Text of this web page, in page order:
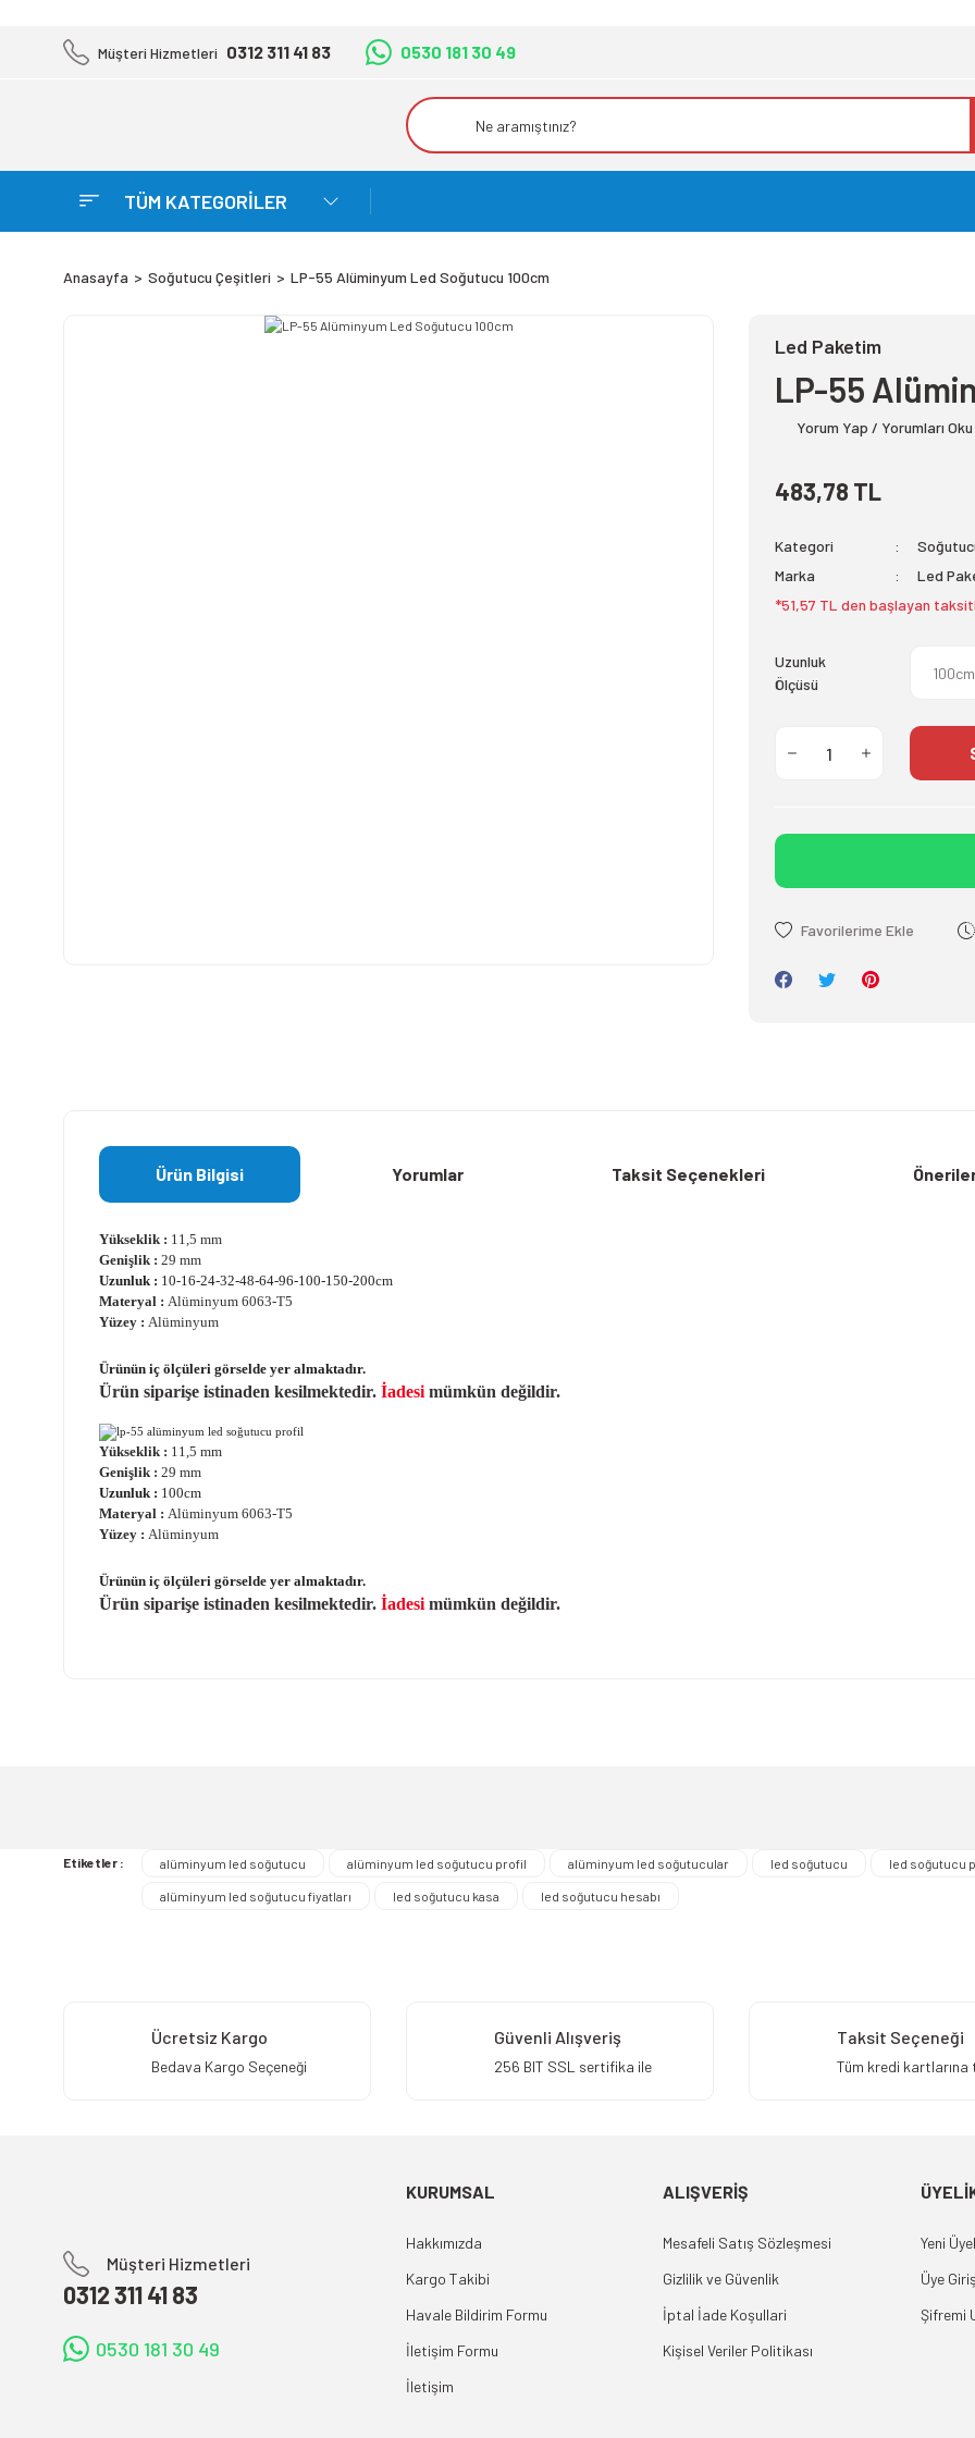
Müşteri Hizmetleri 0312 311 41 83 0530 181 30 49
TÜM KATEGORİLER
Anasayfa Soğutucu Çeşitleri LP-55 Alüminyum Led Soğutucu 100cm
Led Paketim
LP-55
Yorum Yap / Yorumları Oku
483,78 TL
Kategori
Marka
Led
*51,57 TL den başlayan
Uzunluk
Ölçüsü
Ürün Bilgisi Yorumlar Taksit Seçenekleri
Yükseklik : 11,5 mm
Genişlik : 29 mm
Uzunluk : 10-16-24-32-48-64-96-100-150-200cm
Materyal : Alüminyum 6063-T5
Yüzey : Alüminyum
Ürünün iç ölçüleri görselde yer almaktadır.
Ürün siparişe istinaden kesilmektedir. İadesi mümkün değildir.
Yükseklik : 11,5 mm
Genişlik : 29 mm
Uzunluk : 100cm
Materyal : Alüminyum 6063-T5
Yüzey : Alüminyum
Ürünün iç ölçüleri görselde yer almaktadır.
Ürün siparişe istinaden kesilmektedir. İadesi mümkün değildir.
Bu ürüne benzer farklı alternatifler olmalı.
Etiketler : alüminyum led soğutucu alüminyum led soğutucu profil alüminyum led soğutucular led soğutucu led soğutucu
alüminyum led soğutucu fiyatları led soğutucu kasa led soğutucu hesabı
Ücretsiz Kargo
Bedava Kargo Seçeneği
Güvenli Alışveriş
256 BIT SSL sertifika ile
Taksit Seçeneği
Tüm kredi
Müşteri Hizmetleri
0312 311 41 83
0530 181 30 49
KURUMSAL
Hakkımızda
Kargo Takibi
Havale Bildirim Formu
İletişim Formu
İletişim
ALIŞVERİŞ
Mesafeli Satış Sözleşmesi
Gizlilik ve Güvenlik
İptal İade Koşullari
Kişisel Veriler Politikası
Yeni
Üye
Şifremi